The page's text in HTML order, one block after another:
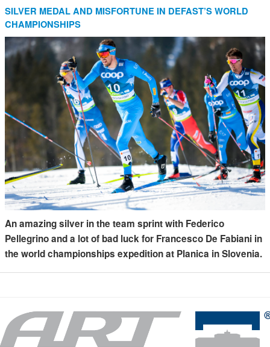
SILVER MEDAL AND MISFORTUNE IN DEFAST’S WORLD
CHAMPIONSHIPS
An amazing silver in the team sprint with Federico
Pellegrino and a lot of bad luck for Francesco De Fabiani in
the world championships expedition at Planica in Slovenia.